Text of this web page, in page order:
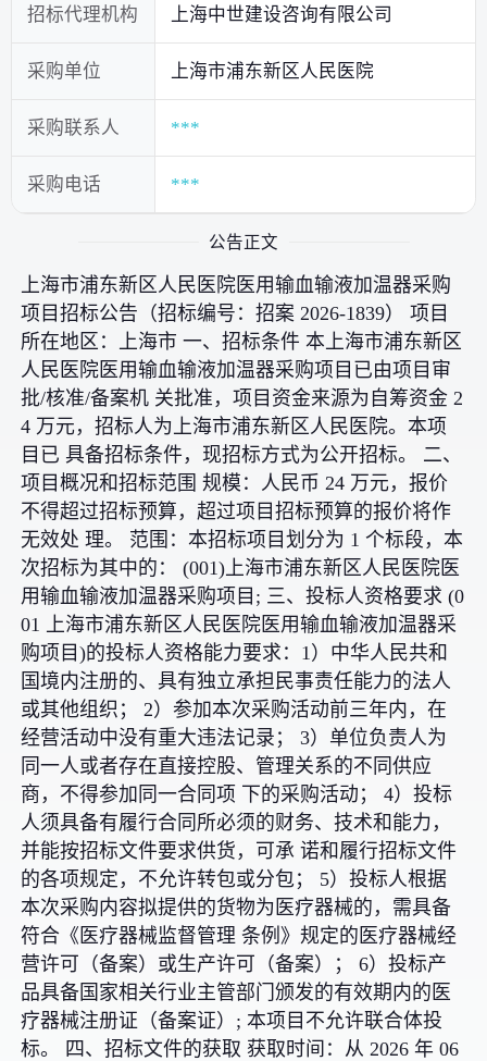
招标代理机构 上海中世建设咨询有限公司
采购单位 上海市浦东新区人民医院
采购联系人 ***
采购电话 ***
公告正文
上海市浦东新区人民医院医用输血输液加温器采购
项目招标公告（招标编号：招案 2026-1839） 项目
所在地区：上海市 一、招标条件 本上海市浦东新区
人民医院医用输血输液加温器采购项目已由项目审
批/核准/备案机 关批准，项目资金来源为自筹资金 2
4 万元，招标人为上海市浦东新区人民医院。本项
目已 具备招标条件，现招标方式为公开招标。 二、
项目概况和招标范围 规模：人民币 24 万元，报价
不得超过招标预算，超过项目招标预算的报价将作
无效处 理。 范围：本招标项目划分为 1 个标段，本
次招标为其中的： (001)上海市浦东新区人民医院医
用输血输液加温器采购项目; 三、投标人资格要求 (0
01 上海市浦东新区人民医院医用输血输液加温器采
购项目)的投标人资格能力要求：1）中华人民共和
国境内注册的、具有独立承担民事责任能力的法人
或其他组织； 2）参加本次采购活动前三年内，在
经营活动中没有重大违法记录； 3）单位负责人为
同一人或者存在直接控股、管理关系的不同供应
商，不得参加同一合同项 下的采购活动； 4）投标
人须具备有履行合同所必须的财务、技术和能力，
并能按招标文件要求供货，可承 诺和履行招标文件
的各项规定，不允许转包或分包； 5）投标人根据
本次采购内容拟提供的货物为医疗器械的，需具备
符合《医疗器械监督管理 条例》规定的医疗器械经
营许可（备案）或生产许可（备案）； 6）投标产
品具备国家相关行业主管部门颁发的有效期内的医
疗器械注册证（备案证）; 本项目不允许联合体投
标。 四、招标文件的获取 获取时间：从 2026 年 06